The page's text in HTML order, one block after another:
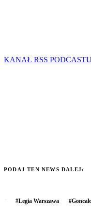
KANAŁ RSS
PODAJ TEN NEWS DALEJ:
#Legia Warszawa #